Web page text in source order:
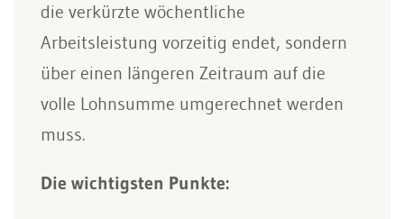
die verkürzte wöchentliche
Arbeitsleistung vorzeitig endet, sondern
über einen längeren Zeitraum auf die
volle Lohnsumme umgerechnet werden
muss.
Die wichtigsten Punkte: